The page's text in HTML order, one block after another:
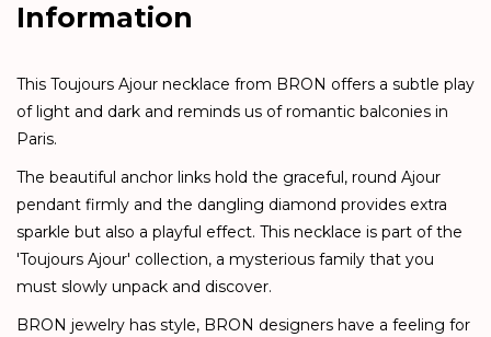
Information
This Toujours Ajour necklace from BRON offers a subtle play
of light and dark and reminds us of romantic balconies in
Paris.
The beautiful anchor links hold the graceful, round Ajour
pendant firmly and the dangling diamond provides extra
sparkle but also a playful effect. This necklace is part of the
'Toujours Ajour' collection, a mysterious family that you
must slowly unpack and discover.
BRON jewelry has style, BRON designers have a feeling for